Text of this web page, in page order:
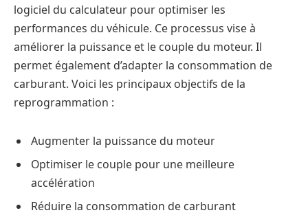
logiciel du calculateur pour optimiser les
performances du véhicule. Ce processus vise à
améliorer la puissance et le couple du moteur. Il
permet également d’adapter la consommation de
carburant. Voici les principaux objectifs de la
reprogrammation :
Augmenter la puissance du moteur
Optimiser le couple pour une meilleure
accélération
Réduire la consommation de carburant